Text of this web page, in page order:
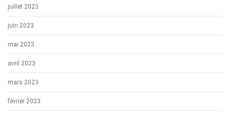
juillet 2023
juin 2023
mai 2023
avril 2023
mars 2023
février 2023